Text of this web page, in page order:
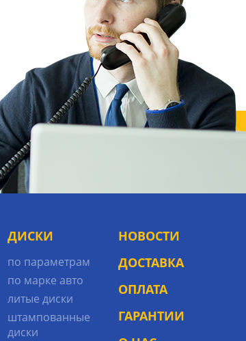
ДИСКИ
по параметрам
по марке авто
литые диски
штампованные
диски
НОВОСТИ
ДОСТАВКА
ОПЛАТА
ГАРАНТИИ